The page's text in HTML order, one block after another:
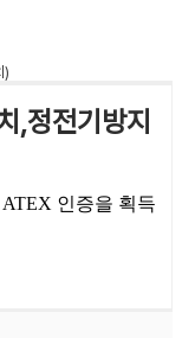
)
,정전기방지
인증을 획득